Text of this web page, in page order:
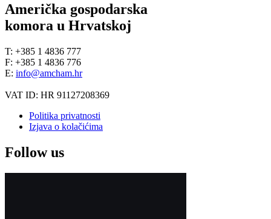
Američka gospodarska
komora u Hrvatskoj
T: +385 1 4836 777
F: +385 1 4836 776
E: info@amcham.hr
VAT ID: HR 91127208369
Politika privatnosti
Izjava o kolačićima
Follow us